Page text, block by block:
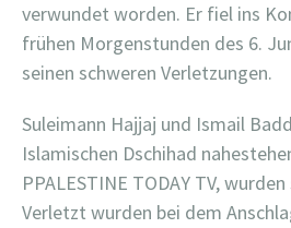
verwundet worden. Er fiel ins
frühen Morgenstunden des 6.
seinen schweren Verletzungen.
Suleimann Hajjaj und Ismail
Islamischen Dschihad
PPALESTINE TODAY TV,
Verletzt wurden bei dem